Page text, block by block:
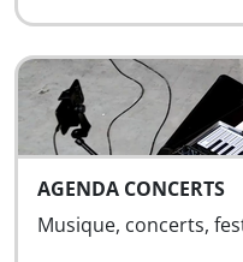
AGENDA CONCERTS
Musique, concerts,